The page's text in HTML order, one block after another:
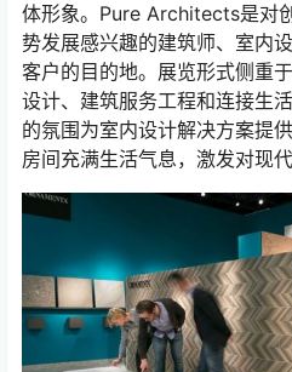
体形象。Pure Architects是对
势发展感兴趣的建筑师、室内
客户的目的地。展览形式侧重
设计、建筑服务工程和连接生
的氛围为室内设计解决方案提
房间充满生活气息，激发对现